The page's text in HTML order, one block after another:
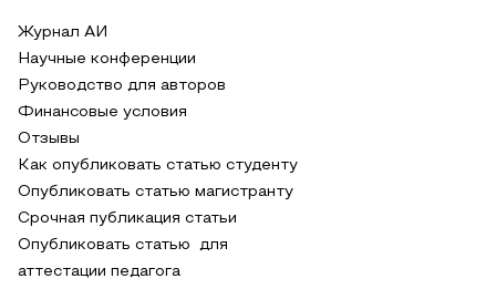
Журнал АИ
Научные конференции
Руководство для авторов
Финансовые условия
Отзывы
Как опубликовать статью студенту
Опубликовать статью магистранту
Срочная публикация статьи
Опубликовать статью для
аттестации педагога